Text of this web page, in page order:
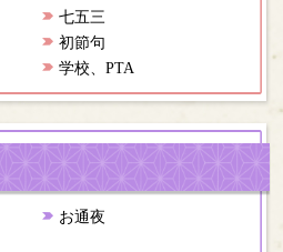
七五三
初節句
学校、PTA
お通夜